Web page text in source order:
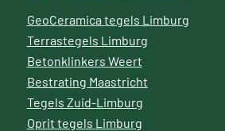
GeoCeramica tegels Limburg
Terrastegels Limburg
Betonklinkers Weert
Bestrating Maastricht
Tegels Zuid-Limburg
Oprit tegels Limburg